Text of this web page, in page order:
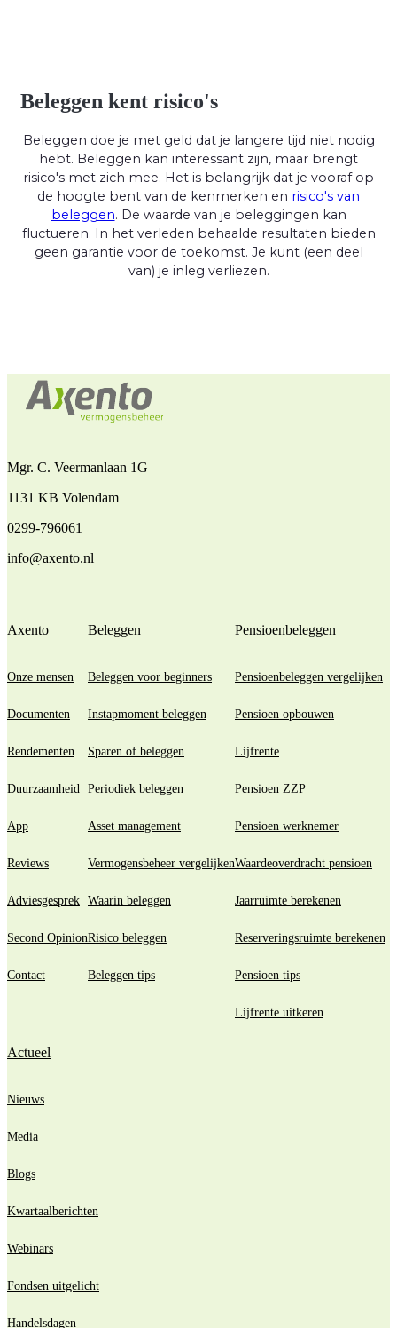
Beleggen kent risico's
Beleggen doe je met geld dat je langere tijd niet nodig
hebt. Beleggen kan interessant zijn, maar brengt
risico's met zich mee. Het is belangrijk dat je vooraf op
de hoogte bent van de kenmerken en risico's van
beleggen. De waarde van je beleggingen kan
fluctueren. In het verleden behaalde resultaten bieden
geen garantie voor de toekomst. Je kunt (een deel
van) je inleg verliezen.
Mgr. C. Veermanlaan 1G
1131 KB Volendam
0299-796061
info@axento.nl
Axento
Onze mensen
Documenten
Rendementen
Duurzaamheid
App
Reviews
Adviesgesprek
Second Opinion
Contact
Beleggen
Beleggen voor beginners
Instapmoment beleggen
Sparen of beleggen
Periodiek beleggen
Asset management
Vermogensbeheer vergelijken
Waarin beleggen
Risico beleggen
Beleggen tips
Pensioenbeleggen
Pensioenbeleggen vergelijken
Pensioen opbouwen
Lijfrente
Pensioen ZZP
Pensioen werknemer
Waardeoverdracht pensioen
Jaarruimte berekenen
Reserveringsruimte berekenen
Pensioen tips
Lijfrente uitkeren
Actueel
Nieuws
Media
Blogs
Kwartaalberichten
Webinars
Fondsen uitgelicht
Handelsdagen